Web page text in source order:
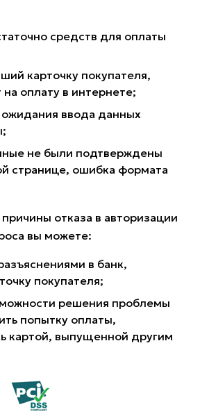
средств для оплаты
карточку покупателя,
оплату в интернете;
ввода данных
не были подтверждены
странице, ошибка формата
отказа в авторизации
вы можете:
в банк,
покупателя;
решения проблемы
попытку оплаты,
картой, выпущенной другим